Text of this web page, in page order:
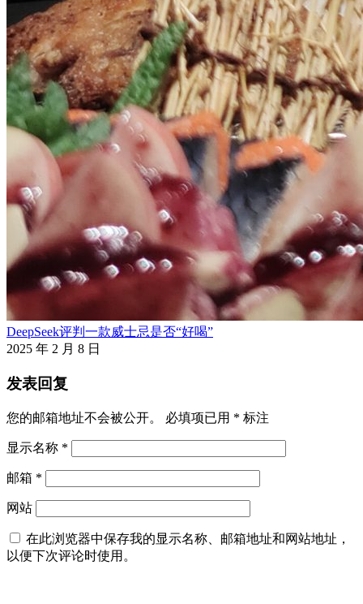
DeepSeek评判一款威士忌是否“好喝”
2025 年 2 月 8 日
发表回复
您的邮箱地址不会被公开。 必填项已用 * 标注
显示名称 *
邮箱 *
网站
在此浏览器中保存我的显示名称、邮箱地址和网站地址，
以便下次评论时使用。